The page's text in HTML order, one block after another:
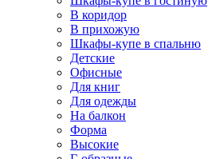
В коридор
В прихожую
Шкафы-купе в спальню
Детские
Офисные
Для книг
Для одежды
На балкон
Форма
Высокие